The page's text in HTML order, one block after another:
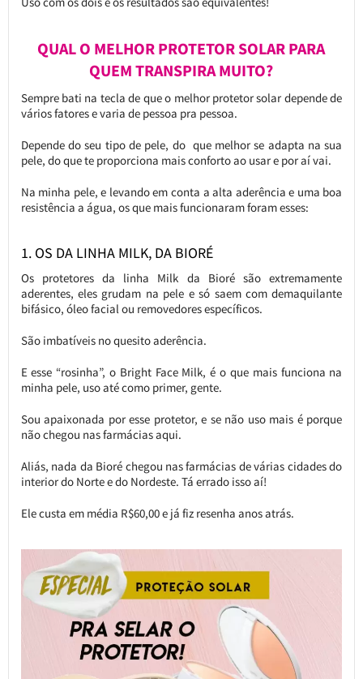
QUAL O MELHOR PROTETOR SOLAR PARA
QUEM TRANSPIRA MUITO?
Sempre bati na tecla de que o melhor protetor solar depende de
vários fatores e varia de pessoa pra pessoa.
Depende do seu tipo de pele, do que melhor se adapta na sua
pele, do que te proporciona mais conforto ao usar e por aí vai.
Na minha pele, e levando em conta a alta aderência e uma boa
resistência a água, os que mais funcionaram foram esses:
1. OS DA LINHA MILK, DA BIORÉ
Os protetores da linha Milk da Bioré são extremamente
aderentes, eles grudam na pele e só saem com demaquilante
bifásico, óleo facial ou removedores específicos.
São imbatíveis no quesito aderência.
E esse “rosinha”, o Bright Face Milk, é o que mais funciona na
minha pele, uso até como primer, gente.
Sou apaixonada por esse protetor, e se não uso mais é porque
não chegou nas farmácias aqui.
Aliás, nada da Bioré chegou nas farmácias de várias cidades do
interior do Norte e do Nordeste. Tá errado isso aí!
Ele custa em média R$60,00 e já fiz resenha anos atrás.